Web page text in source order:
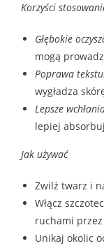
Korzyści
Głębokie
mogą
Poprawa
wygładza
Lepsze
lepiej
Jak używać
Zwilż twarz i
Włącz
ruchami przez
Unikaj okolic